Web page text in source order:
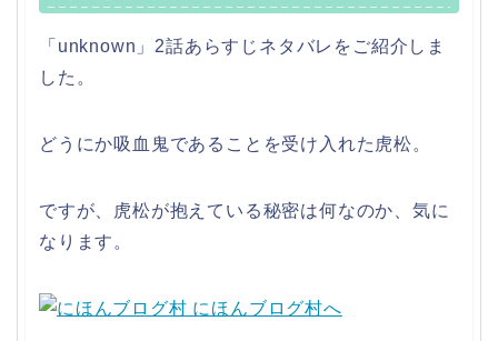
「unknown」2話あらすじネタバレをご紹介しま
した。
どうにか吸血鬼であることを受け入れた虎松。
ですが、虎松が抱えている秘密は何なのか、気に
なります。